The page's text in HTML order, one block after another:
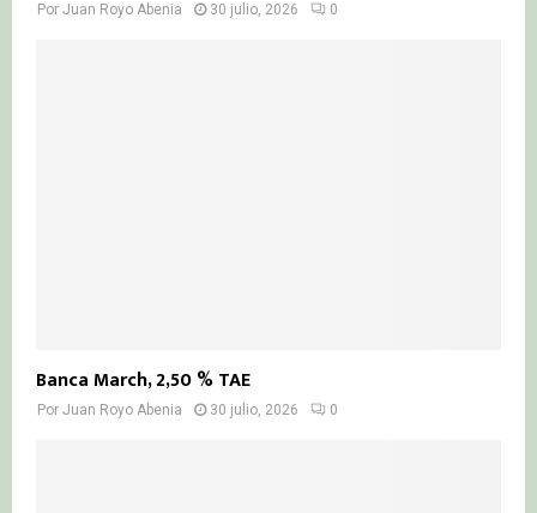
Por Juan Royo Abenia 30 julio, 2026 0
Banca March, 2,50 % TAE
Por Juan Royo Abenia 30 julio, 2026 0